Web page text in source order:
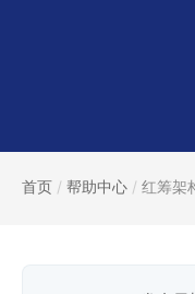
首页 / 帮助中心 / 红筹架